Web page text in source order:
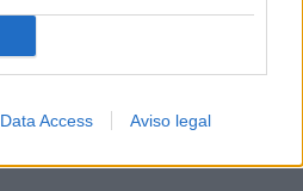
Data Access Aviso legal